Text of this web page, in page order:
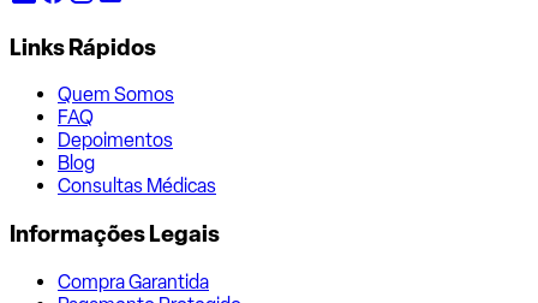
Links Rápidos
Quem Somos
FAQ
Depoimentos
Blog
Consultas Médicas
Informações Legais
Compra Garantida